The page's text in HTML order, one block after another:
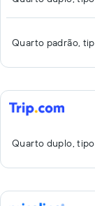
Quarto padrão,
Quarto duplo,